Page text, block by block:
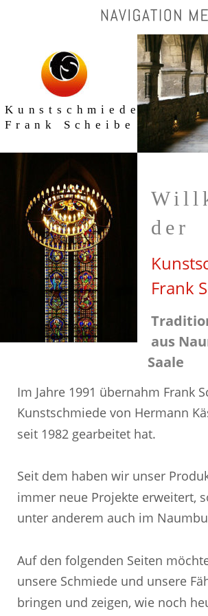
der
Frank
aus
Saale
Im Jahre 1991 übernahm Frank
Kunstschmiede von Hermann
seit 1982 gearbeitet hat.
Seit dem haben wir unser
immer neue Projekte erweitert,
unter anderem auch im
Auf den folgenden Seiten
unsere Schmiede und unsere
bringen und zeigen, wie noch
Kunstschmiede
Frank Scheibe